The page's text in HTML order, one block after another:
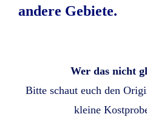
andere Gebiete.
Wer das nicht
Bitte schaut euch den
kleine